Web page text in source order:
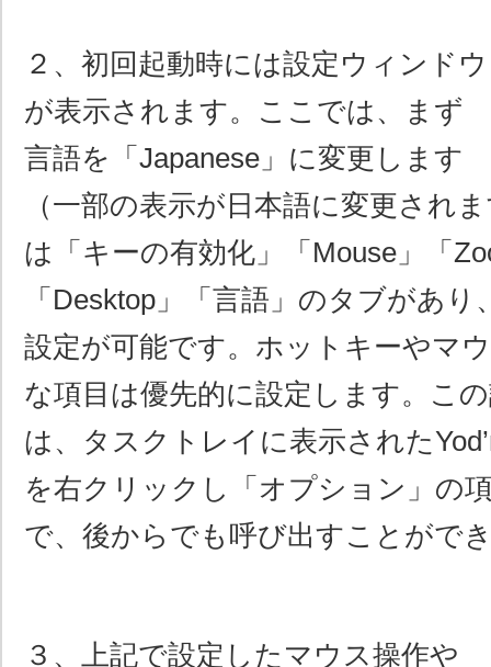
２、初回起動時には設定ウィンドウ
が表示されます。ここでは、まず
言語を「Japanese」に変更します
（一部の表示が日本語に変更され
は「キーの有効化」「Mouse」「
「Desktop」「言語」のタブがあ
設定が可能です。ホットキーやマ
な項目は優先的に設定します。こ
は、タスクトレイに表示された
を右クリックし「オプション」の
で、後からでも呼び出すことがで
３、上記で設定したマウス操作や